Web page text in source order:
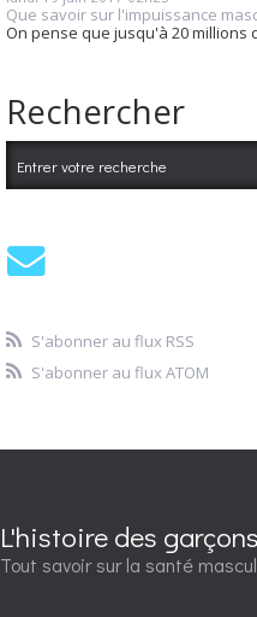
Que savoir sur l'impuissance
On pense que jusqu'à 20 millions
Rechercher
S'abonner au flux RSS
S'abonner au flux ATOM
L'histoire des garçons
Tout savoir sur la santé